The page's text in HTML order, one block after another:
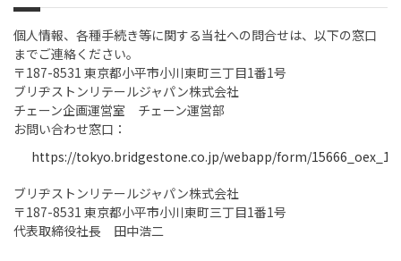
個人情報、各種手続き等に関する当社への問合せは、以下の窓口
までご連絡ください。
〒187-8531 東京都小平市小川東町三丁目1番1号
ブリヂストンリテールジャパン株式会社
チェーン企画運営室 チェーン運営部
お問い合わせ窓口：
https://tokyo.bridgestone.co.jp/webapp/form/15666_oex_1/
ブリヂストンリテールジャパン株式会社
〒187-8531 東京都小平市小川東町三丁目1番1号
代表取締役社長 田中浩二